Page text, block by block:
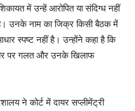
में उन्हें आरोपित या संदिग्ध नहीं
उनके नाम का जिक्र किसी बैठक में
स्पष्ट नहीं है। उन्होंने कहा है कि
पर गलत और उनके खिलाफ
ने कोर्ट में दायर सप्लीमेंट्री